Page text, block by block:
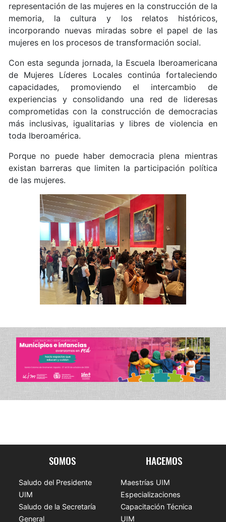
representación de las mujeres en la construcción de la
memoria, la cultura y los relatos históricos,
incorporando nuevas miradas sobre el papel de las
mujeres en los procesos de transformación social.
Con esta segunda jornada, la Escuela Iberoamericana
de Mujeres Líderes Locales continúa fortaleciendo
capacidades, promoviendo el intercambio de
experiencias y consolidando una red de lideresas
comprometidas con la construcción de democracias
más inclusivas, igualitarias y libres de violencia en
toda Iberoamérica.
Porque no puede haber democracia plena mientras
existan barreras que limiten la participación política
de las mujeres.
SOMOS
Saludo del Presidente
UIM
Saludo de la Secretaría
General
HACEMOS
Maestrías UIM
Especializaciones
Capacitación Técnica
UIM